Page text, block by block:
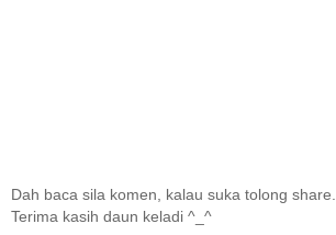
Dah baca sila komen, kalau suka tolong share.
Terima kasih daun keladi ^_^